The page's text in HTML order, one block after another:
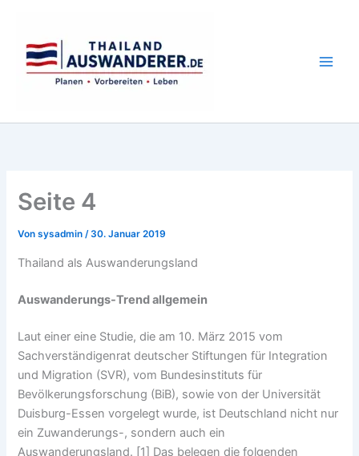
springen
Seite 4
Vonsysadmin/30. Januar 2019
Thailand als Auswanderungsland
Auswanderungs-Trend allgemein
Laut einer eine Studie, die am 10. März 2015 vom
Sachverständigenrat deutscher Stiftungen für Integration
und Migration (SVR), vom Bundesinstituts für
Bevölkerungsforschung (BiB), sowie von der Universität
Duisburg-Essen vorgelegt wurde, ist Deutschland nicht nur
ein Zuwanderungs-, sondern auch ein
Auswanderungsland. [1] Das belegen die folgenden